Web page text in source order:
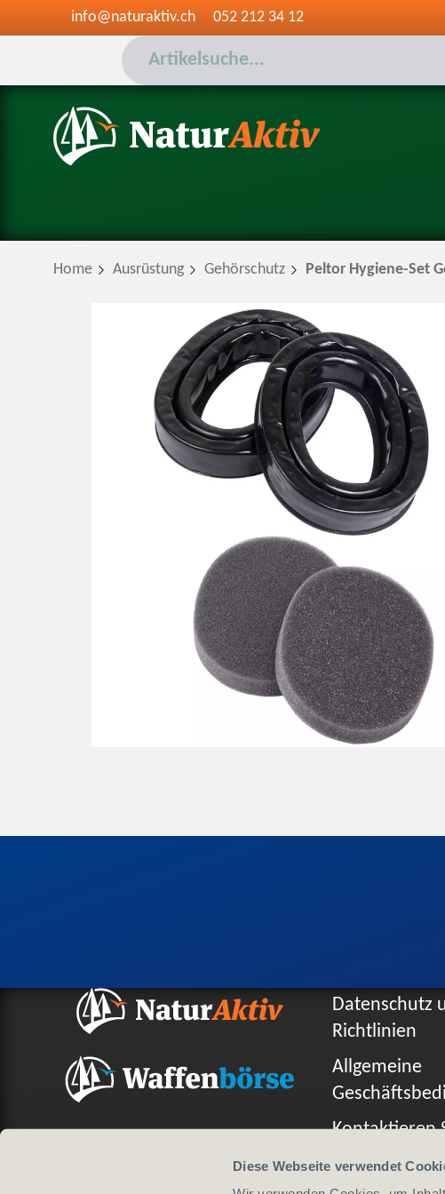
Diese Webseite verwendet
info@naturaktiv.ch 052 212 34 12
Home Ausrüstung Gehörschutz Peltor Hygiene-Set
Datenschutz
Richtlinien
Allgemeine
Kontaktieren